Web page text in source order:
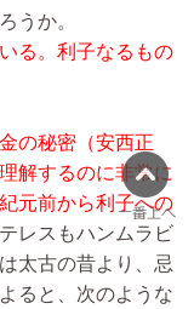
うか。
る。利子なるもの
の秘密（安西正
解するのに非常に
元前から利子への
レスもハンムラビ
太古の昔より、忌
ると、次のような